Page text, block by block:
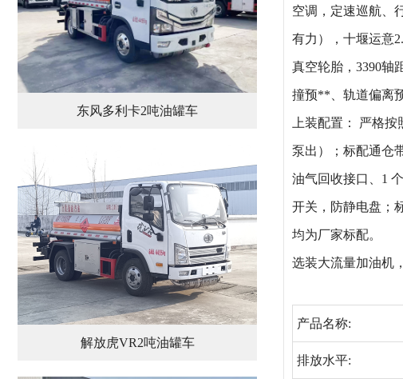
东风多利卡2吨油罐车
解放虎VR2吨油罐车
空调，定速巡航、
有力），十堰运意
真空轮胎，3390轴
撞预**、轨道偏离
上装配置： 严格
泵出）；标配通仓
油气回收接口、1
开关，防静电盘；
均为厂家标配。
选装大流量加油机
产品名称:
排放水平: